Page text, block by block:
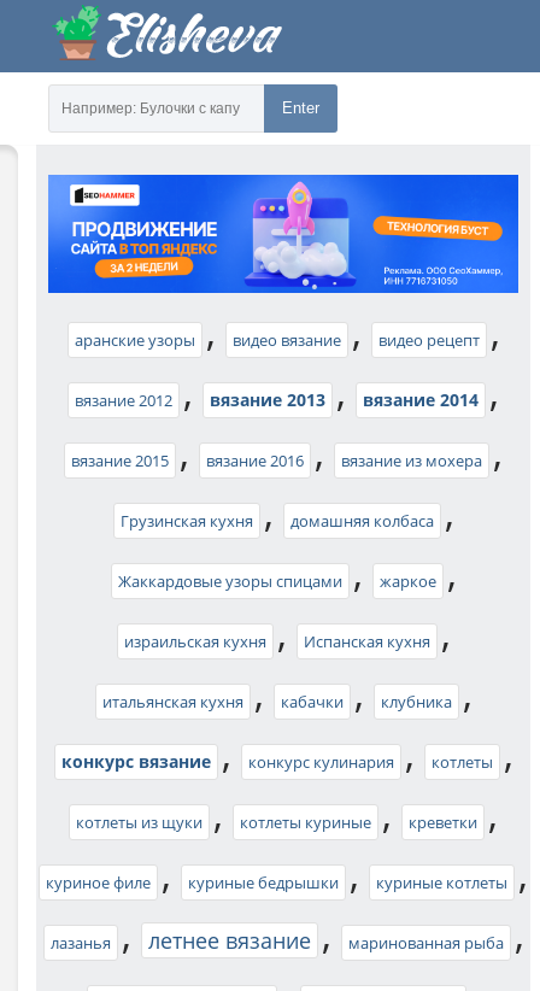
Enter
аранские узоры , видео вязание , видео рецепт ,
вязание 2012 , вязание 2013 , вязание 2014 ,
вязание 2015 , вязание 2016 , вязание из мохера ,
Грузинская кухня , домашняя колбаса ,
Жаккардовые узоры спицами , жаркое ,
израильская кухня , Испанская кухня ,
итальянская кухня , кабачки , клубника ,
конкурс вязание , конкурс кулинария , котлеты ,
котлеты из щуки , котлеты куриные , креветки ,
куриное филе , куриные бедрышки , куриные котлеты ,
лазанья , летнее вязание , маринованная рыба ,